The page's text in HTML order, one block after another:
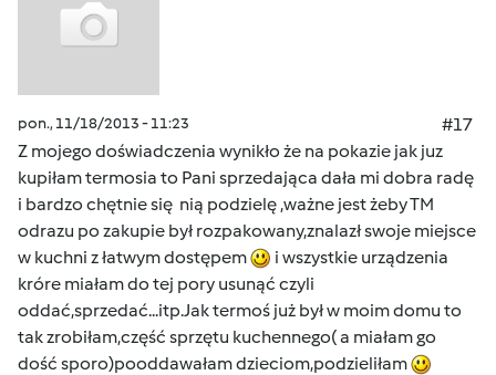
pon., 11/18/2013 - 11:23
#17
Z mojego doświadczenia wynikło że na pokazie jak juz
kupiłam termosia to Pani sprzedająca dała mi dobra radę
i bardzo chętnie się nią podzielę ,ważne jest żeby TM
odrazu po zakupie był rozpakowany,znalazł swoje miejsce
w kuchni z łatwym dostępem
i wszystkie urządzenia
króre miałam do tej pory usunąć czyli
oddać,sprzedać...itp.Jak termoś już był w moim domu to
tak zrobiłam,część sprzętu kuchennego( a miałam go
dość sporo)pooddawałam dzieciom,podzieliłam